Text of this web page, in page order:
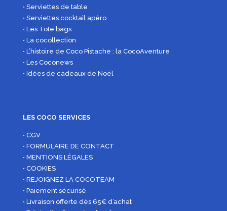
• Serviettes de table
• Serviettes cocktail apéro
• Les Tote bags
• La cocollection
• L’histoire de Coco Pistache : la CocoAventure
• Les Coconews
• Idées de cadeaux de Noël
LES COCO SERVICES
• CGV
• FORMULAIRE DE CONTACT
• MENTIONS LÉGALES
• COOKIES
• REJOIGNEZ LA COCOTEAM
• Paiement sécurisé
• Livraison offerte dès 65€ d’achat